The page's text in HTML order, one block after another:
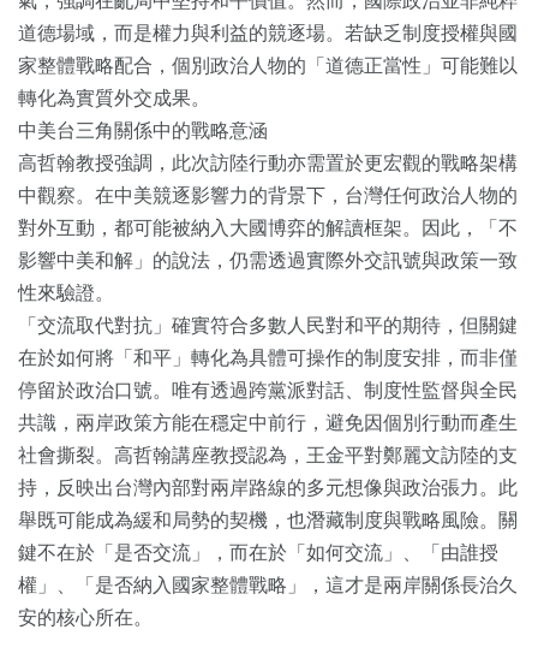
道德場域，而是權力與利益的競逐場。若缺乏制度授權與國
家整體戰略配合，個別政治人物的「道德正當性」可能難以
轉化為實質外交成果。
中美台三角關係中的戰略意涵
高哲翰教授強調，此次訪陸行動亦需置於更宏觀的戰略架構
中觀察。在中美競逐影響力的背景下，台灣任何政治人物的
對外互動，都可能被納入大國博弈的解讀框架。因此，「不
影響中美和解」的說法，仍需透過實際外交訊號與政策一致
性來驗證。
「交流取代對抗」確實符合多數人民對和平的期待，但關鍵
在於如何將「和平」轉化為具體可操作的制度安排，而非僅
停留於政治口號。唯有透過跨黨派對話、制度性監督與全民
共識，兩岸政策方能在穩定中前行，避免因個別行動而產生
社會撕裂。高哲翰講座教授認為，王金平對鄭麗文訪陸的支
持，反映出台灣內部對兩岸路線的多元想像與政治張力。此
舉既可能成為緩和局勢的契機，也潛藏制度與戰略風險。關
鍵不在於「是否交流」，而在於「如何交流」、「由誰授
權」、「是否納入國家整體戰略」，這才是兩岸關係長治久
安的核心所在。